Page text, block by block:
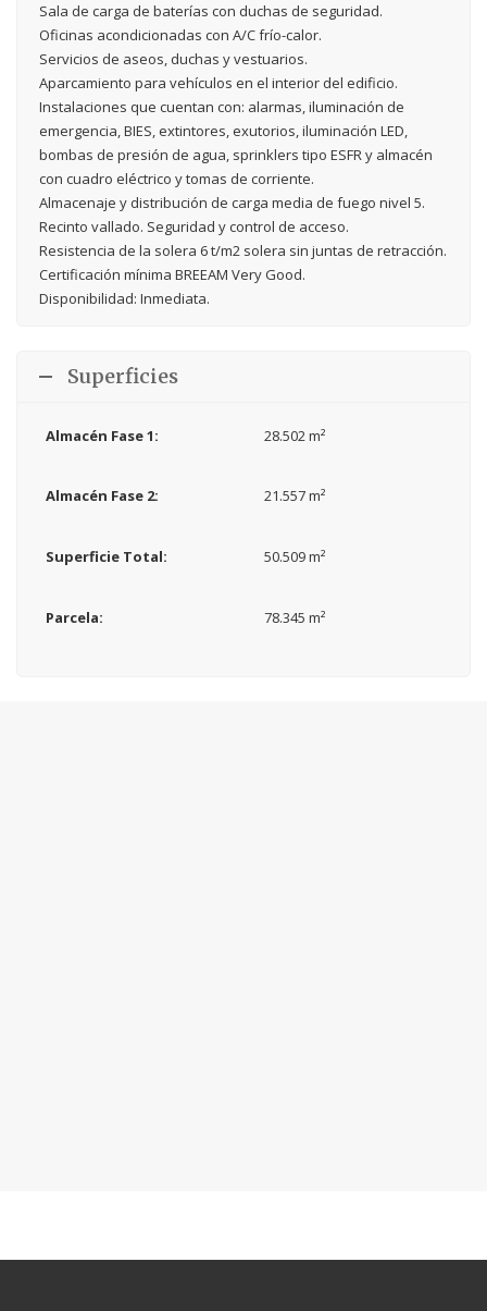
Sala de carga de baterías con duchas de seguridad.
Oficinas acondicionadas con A/C frío-calor.
Servicios de aseos, duchas y vestuarios.
Aparcamiento para vehículos en el interior del edificio.
Instalaciones que cuentan con: alarmas, iluminación de
emergencia, BIES, extintores, exutorios, iluminación LED,
bombas de presión de agua, sprinklers tipo ESFR y almacén
con cuadro eléctrico y tomas de corriente.
Almacenaje y distribución de carga media de fuego nivel 5.
Recinto vallado. Seguridad y control de acceso.
Resistencia de la solera 6 t/m2 solera sin juntas de retracción.
Certificación mínima BREEAM Very Good.
Disponibilidad: Inmediata.
Superficies
Almacén Fase 1: 28.502 m²
Almacén Fase 2: 21.557 m²
Superficie Total: 50.509 m²
Parcela: 78.345 m²